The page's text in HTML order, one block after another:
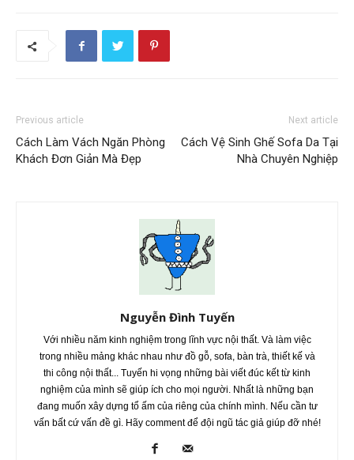
Previous article
Cách Làm Vách Ngăn Phòng
Khách Đơn Giản Mà Đẹp
Next article
Cách Vệ Sinh Ghế Sofa Da Tại
Nhà Chuyên Nghiệp
Nguyễn Đình Tuyến
Với nhiều năm kinh nghiệm trong lĩnh vực nội thất. Và làm việc
trong nhiều mảng khác nhau như đồ gỗ, sofa, bàn trà, thiết kế và
thi công nội thất... Tuyến hi vọng những bài viết đúc kết từ kinh
nghiệm của mình sẽ giúp ích cho mọi người. Nhất là những bạn
đang muốn xây dựng tổ ấm của riêng của chính mình. Nếu cần tư
vấn bất cứ vấn đề gì. Hãy comment để đội ngũ tác giả giúp đỡ nhé!